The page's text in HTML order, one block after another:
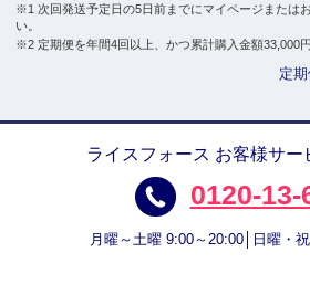
※1 次回発送予定日の5日前までにマイページまたは
い。
※2 定期便を年間4回以上、かつ累計購入金額33,000
定
ライスフォース お客様サー
0120-13-
月曜～土曜 9:00～20:00│日曜・